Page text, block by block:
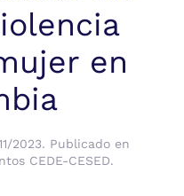
en
2023. Publicado en
CEDE-CESED.